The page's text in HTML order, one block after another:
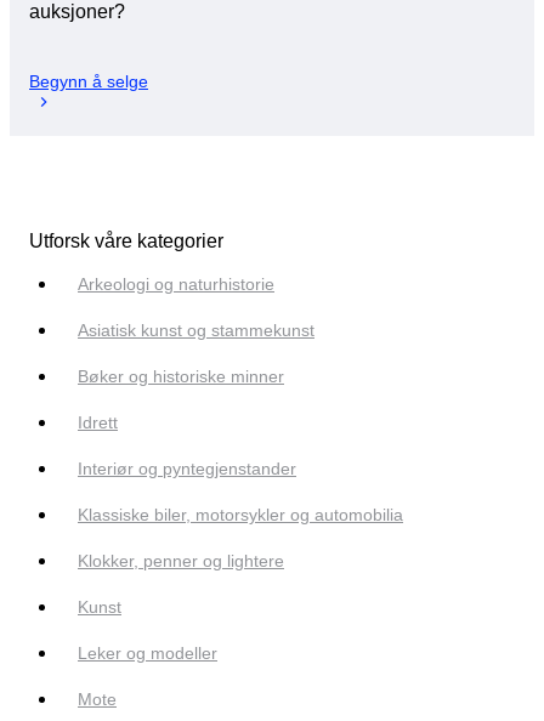
auksjoner?
Begynn å selge
Utforsk våre kategorier
Arkeologi og naturhistorie
Asiatisk kunst og stammekunst
Bøker og historiske minner
Idrett
Interiør og pyntegjenstander
Klassiske biler, motorsykler og automobilia
Klokker, penner og lightere
Kunst
Leker og modeller
Mote